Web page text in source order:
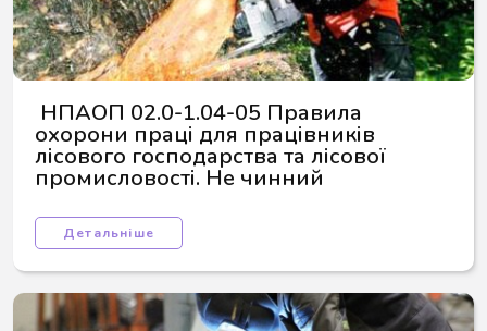
охорони праці для працівників
лісового господарства та лісової
промисловості. Не чинний
Детальніше